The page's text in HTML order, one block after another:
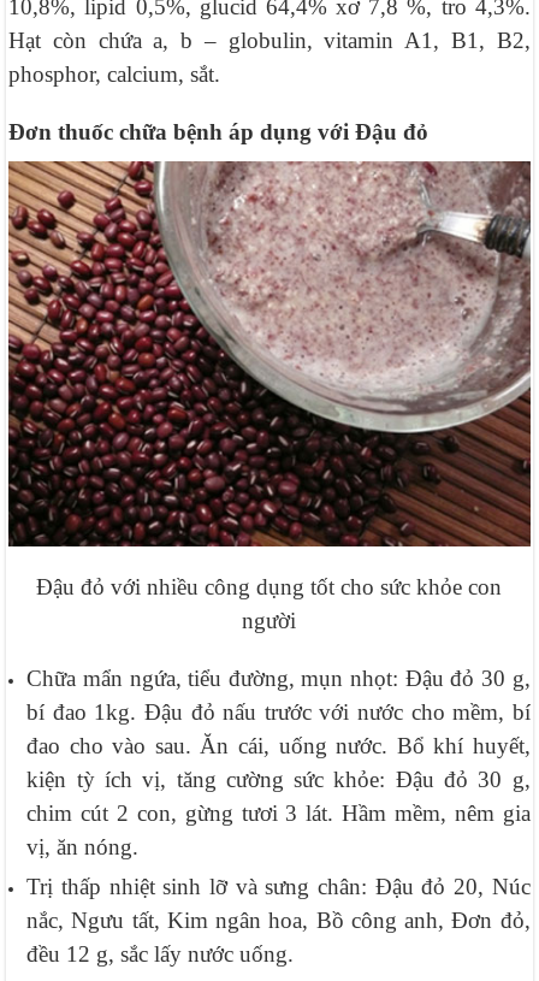
10,8%, lipid 0,5%, glucid 64,4% xơ 7,8 %, tro 4,3%.
Hạt còn chứa a, b – globulin, vitamin A1, B1, B2,
phosphor, calcium, sắt.
Đơn thuốc chữa bệnh áp dụng với Đậu đỏ
Đậu đỏ với nhiều công dụng tốt cho sức khỏe con
người
Chữa mẩn ngứa, tiểu đường, mụn nhọt: Đậu đỏ 30 g,
bí đao 1kg. Đậu đỏ nấu trước với nước cho mềm, bí
đao cho vào sau. Ăn cái, uống nước. Bổ khí huyết,
kiện tỳ ích vị, tăng cường sức khỏe: Đậu đỏ 30 g,
chim cút 2 con, gừng tươi 3 lát. Hầm mềm, nêm gia
vị, ăn nóng.
Trị thấp nhiệt sinh lỡ và sưng chân: Ðậu đỏ 20, Núc
nắc, Ngưu tất, Kim ngân hoa, Bồ công anh, Ðơn đỏ,
đều 12 g, sắc lấy nước uống.